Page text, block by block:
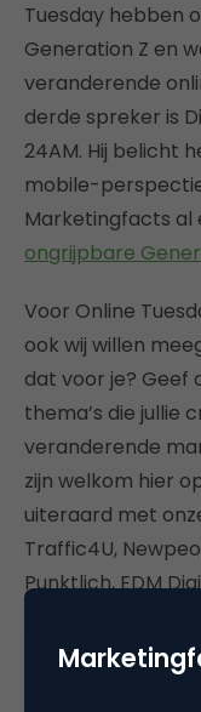
Tuesday hebben
Generation Z en
veranderende
derde spreker is
24AM. Hij belicht
mobile-
Marketingfacts al
ongrijpbare
Voor Online
ook wij willen
dat voor je? Geef
thema’s die jullie
veranderende
zijn welkom hier
uiteraard met
Traffic4U,
Punktlich, EDM
dinsdag!